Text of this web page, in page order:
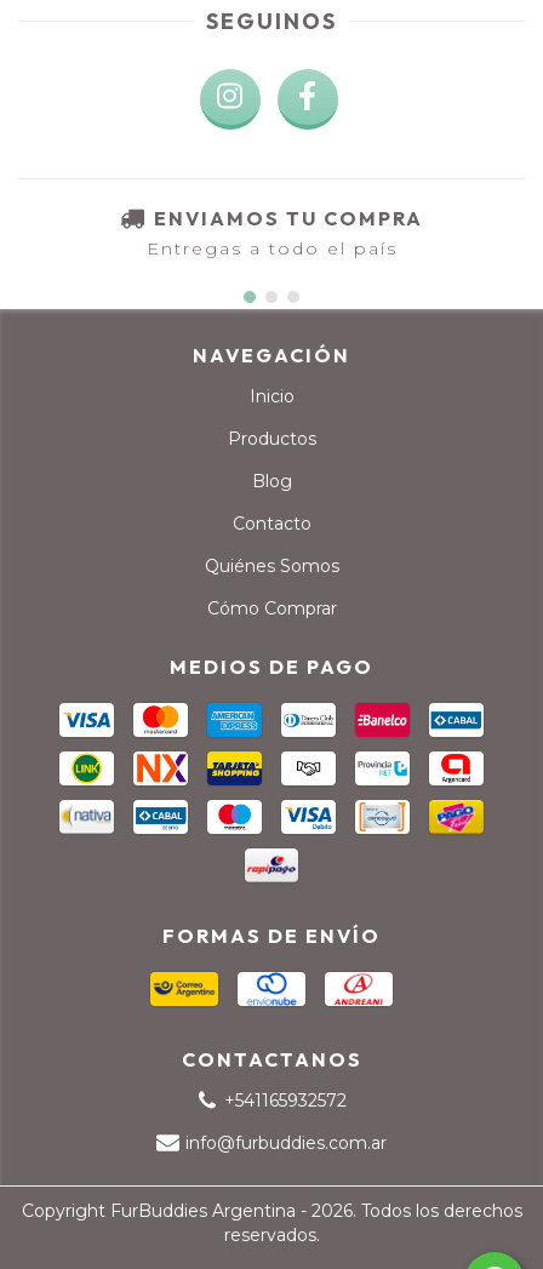
SEGUINOS
ENVIAMOS TU COMPRA
Entregas a todo el país
NAVEGACIÓN
Inicio
Productos
Blog
Contacto
Quiénes Somos
Cómo Comprar
MEDIOS DE PAGO
FORMAS DE ENVÍO
CONTACTANOS
+541165932572
info@furbuddies.com.ar
Copyright FurBuddies Argentina - 2026. Todos los derechos
reservados.